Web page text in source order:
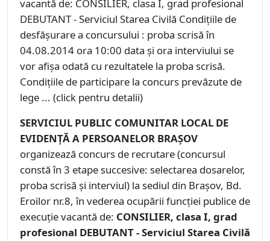
vacantă de: CONSILIER, clasa I, grad profesional
DEBUTANT - Serviciul Starea Civilă Condiţiile de
desfăşurare a concursului : proba scrisă în
04.08.2014 ora 10:00 data şi ora interviului se
vor afişa odată cu rezultatele la proba scrisă.
Condiţiile de participare la concurs prevăzute de
lege ... (click pentru detalii)
SERVICIUL PUBLIC COMUNITAR LOCAL DE
EVIDENŢĂ A PERSOANELOR BRAŞOV
organizează concurs de recrutare (concursul
constă în 3 etape succesive: selectarea dosarelor,
proba scrisă şi interviul) la sediul din Braşov, Bd.
Eroilor nr.8, în vederea ocupării funcţiei publice de
execuţie vacantă de: CONSILIER, clasa I, grad
profesional DEBUTANT - Serviciul Starea Civilă